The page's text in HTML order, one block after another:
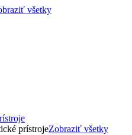
všetky
prístrojeZobraziť všetky